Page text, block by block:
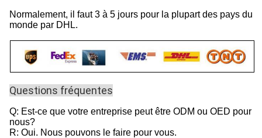
Normalement, il faut 3 à 5 jours pour la plupart des pays du
monde par DHL.
Questions fréquentes
Q: Est-ce que votre entreprise peut être ODM ou OED pour
nous?
R: Oui. Nous pouvons le faire pour vous.